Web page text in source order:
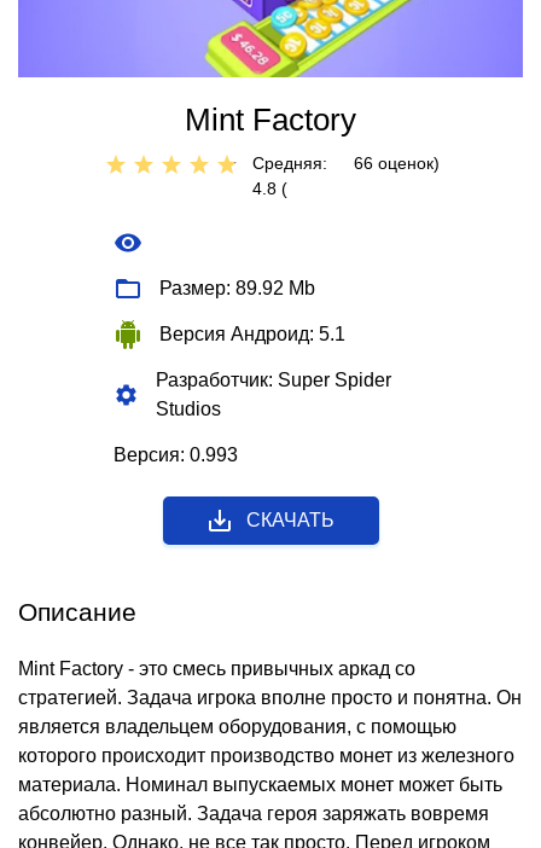
Mint Factory
Средняя:
4.8 (
66 оценок)
Размер: 89.92 Mb
Версия Андроид: 5.1
Разработчик: Super Spider
Studios
Версия: 0.993
СКАЧАТЬ
Описание
Mint Factory - это смесь привычных аркад со
стратегией. Задача игрока вполне просто и понятна. Он
является владельцем оборудования, с помощью
которого происходит производство монет из железного
материала. Номинал выпускаемых монет может быть
абсолютно разный. Задача героя заряжать вовремя
конвейер. Однако, не все так просто. Перед игроком